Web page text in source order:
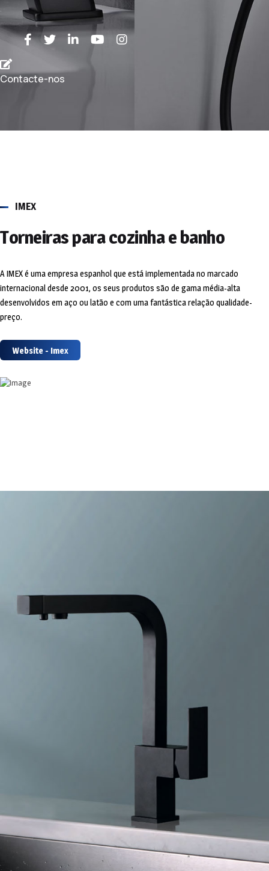
Contacte-nos
IMEX
Torneiras para cozinha e banho
A IMEX é uma empresa espanhol que está implementada no marcado
internacional desde 2001, os seus produtos são de gama média-alta
desenvolvidos em aço ou latão e com uma fantástica relação qualidade-
preço.
Website - Imex